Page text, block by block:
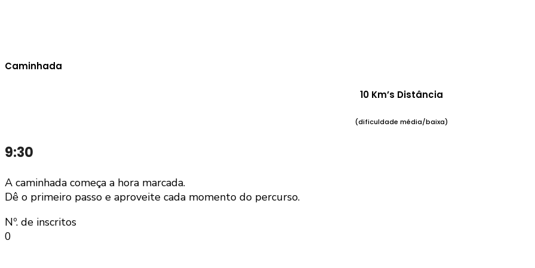
Caminhada
10 Km’s Distância
(dificuldade média/baixa)
9:30
A caminhada começa a hora marcada.
Dê o primeiro passo e aproveite cada momento do percurso.
Nº. de inscritos
0